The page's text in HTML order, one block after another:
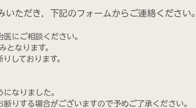
ただき，下記のフォームからご連絡ください。
にご相談ください。
となります。
しております。
なりました。
りする場合がございますので予めご了承ください。